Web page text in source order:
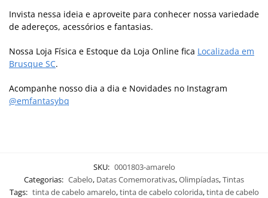
Invista nessa ideia e aproveite para conhecer nossa variedade
de adereços, acessórios e fantasias.
Nossa Loja Física e Estoque da Loja Online fica Localizada em
Brusque SC.
Acompanhe nosso dia a dia e Novidades no Instagram
@emfantasybq
SKU: 0001803-amarelo
Categorias: Cabelo, Datas Comemorativas,Olimpíadas,Tintas
Tags: tinta de cabelo amarelo,tinta de cabelo colorida,tinta de cabelo